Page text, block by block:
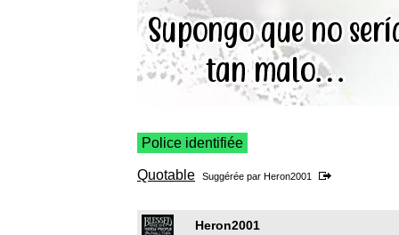
Police identifiée
Quotable Suggérée par Heron2001
Heron2001